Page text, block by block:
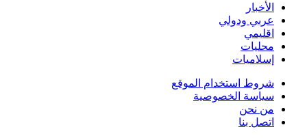
الأخبار
عربي ودولي
اقليمي
محليات
إسلاميات
شروط استخدام الموقع
سياسة الخصوصية
من نحن
اتصل بنا